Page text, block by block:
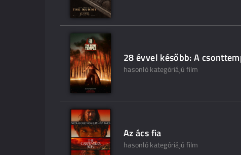
28 évvel később: A
hasonló kategóriájú film
Az ács fia
hasonló kategóriájú film